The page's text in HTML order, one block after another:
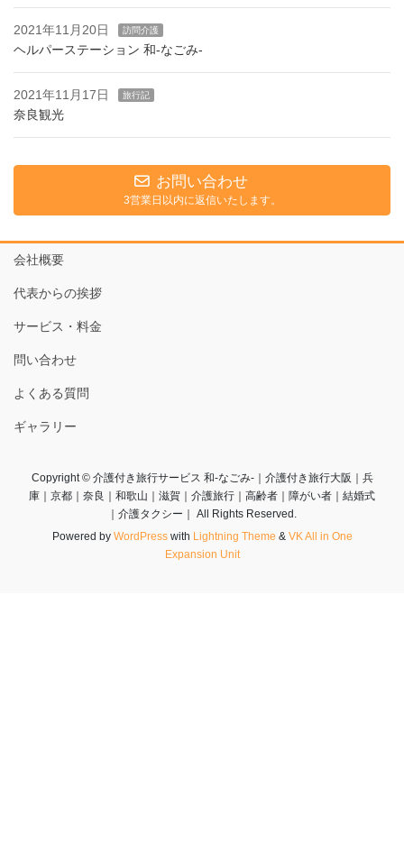
2021年11月20日 訪問介護
ヘルパーステーション 和-なごみ-
2021年11月17日 旅行記
奈良観光
お問い合わせ
3営業日以内に返信いたします。
会社概要
代表からの挨拶
サービス・料金
問い合わせ
よくある質問
ギャラリー
Copyright © 介護付き旅行サービス 和-なごみ-｜介護付き旅行大阪｜兵
庫｜京都｜奈良｜和歌山｜滋賀｜介護旅行｜高齢者｜障がい者｜結婚式
｜介護タクシー｜ All Rights Reserved.
Powered by WordPresswith Lightning Theme & VK All in One
Expansion Unit